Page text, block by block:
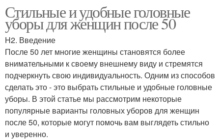
Стильные и удобные головные
уборы для женщин после 50
H2. Введение
После 50 лет многие женщины становятся более
внимательными к своему внешнему виду и стремятся
подчеркнуть свою индивидуальность. Одним из способов
сделать это - это выбрать стильные и удобные головные
уборы. В этой статье мы рассмотрим некоторые
популярные варианты головных уборов для женщин
после 50, которые могут помочь вам выглядеть стильно
и уверенно.